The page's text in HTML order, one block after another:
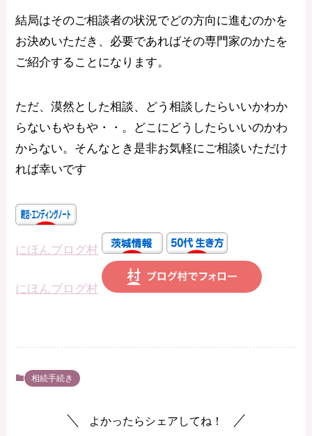
結局はそのご相談者の状況でどの方向に進むのかを
お決めいただき、必要であればその専門家のかたを
ご紹介することになります。
ただ、漠然とした相談、どう相談したらいいかわか
らないもやもや・・。どこにどうしたらいいのかわ
からない。そんなとき是非お気軽にご相談いただけ
れば幸いです
にほんブログ村
にほんブログ村
相続手続き
よかったらシェアしてね！